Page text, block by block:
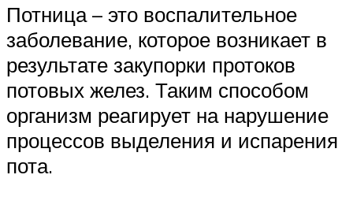
Потница – это воспалительное
заболевание, которое возникает в
результате закупорки протоков
потовых желез. Таким способом
организм реагирует на нарушение
процессов выделения и испарения
пота.